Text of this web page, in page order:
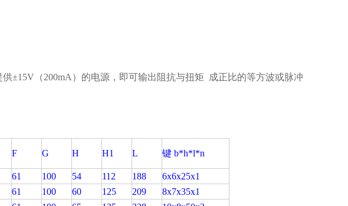
±15V（200mA）的电源，即可输出阻抗与扭矩 成正比的等方波或脉冲
F G H H1 L 键 b*h*l*n
61 100 54 112 188
6x6x25x1
61 100 60 125 209
8x7x35x1